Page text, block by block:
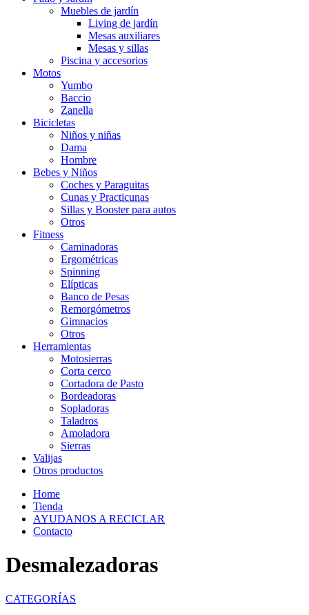
Muebles de jardín
Living de jardín
Mesas auxiliares
Mesas y sillas
Piscina y accesorios
Motos
Yumbo
Baccio
Zanella
Bicicletas
Niños y niñas
Dama
Hombre
Bebes y Niños
Coches y Paraguitas
Cunas y Practicunas
Sillas y Booster para autos
Otros
Fitness
Caminadoras
Ergométricas
Spinning
Elípticas
Banco de Pesas
Remorgómetros
Gimnacios
Otros
Herramientas
Motosierras
Corta cerco
Cortadora de Pasto
Bordeadoras
Sopladoras
Taladros
Amoladora
Sierras
Valijas
Otros productos
Home
Tienda
AYUDANOS A RECICLAR
Contacto
Desmalezadoras
CATEGORÍAS